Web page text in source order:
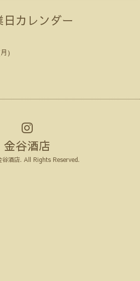
日カレンダー
)
金谷酒店
谷酒店. All Rights Reserved.